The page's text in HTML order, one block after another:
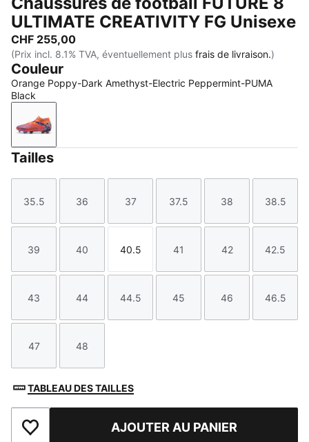
ULTIMATE CREATIVITY FG Unisexe
CHF 255,00
(Prix incl. 8.1% TVA, éventuellement plus frais de livraison.)
Couleur
Orange Poppy-Dark Amethyst-Electric Peppermint-PUMA
Black
Orange Poppy-Dark Amethyst-Electric Peppermint-
Tailles
Taille
35.5
Taille
36
Taille
37
Taille
37.5
Taille
38
Taille
38.5
Taille
39
Taille
40
Taille
40.5
Taille
41
Taille
42
Taille
42.5
Taille
43
Taille
44
Taille
44.5
Taille
45
Taille
46
Taille
46.5
Taille
47
Taille
48
TABLEAU DES TAILLES
Ajouter aux favorisAJOUTER AU PANIER